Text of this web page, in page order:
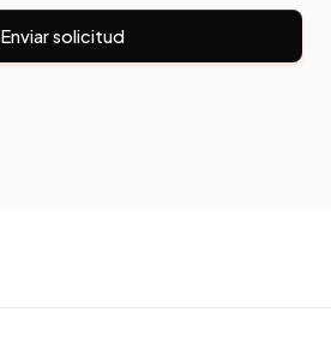
Enviar solicitud